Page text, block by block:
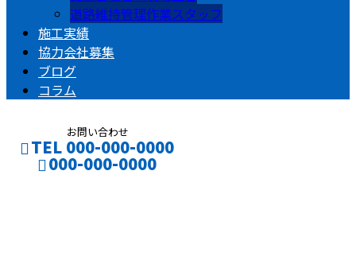
道路維持管理作業スタッフ
施工実績
協力会社募集
ブログ
コラム
お問い合わせ
TEL 000-000-0000
000-000-0000